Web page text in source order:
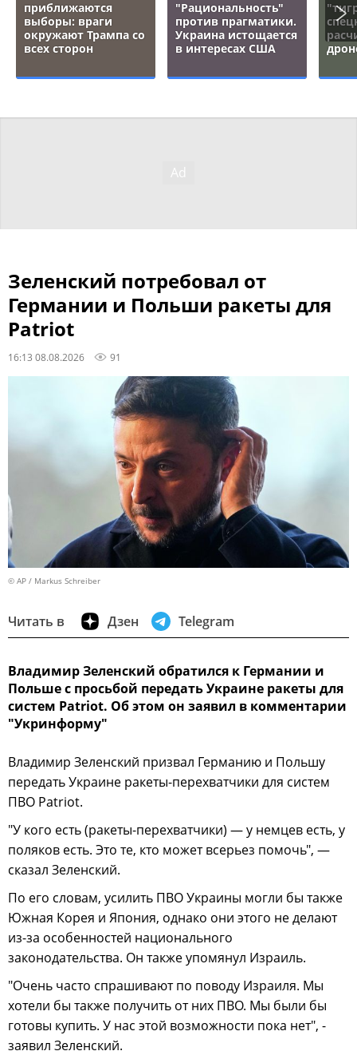
приближаются
выборы: враги
окружают Трампа со
всех сторон
"Рациональность"
против прагматики.
Украина истощается
в интересах США
Зеленский потребовал от
Германии и Польши ракеты для
Patriot
16:13 08.08.2026 91
© AP / Markus Schreiber
Читать в Дзен Telegram
Владимир Зеленский обратился к Германии и
Польше с просьбой передать Украине ракеты для
систем Patriot. Об этом он заявил в комментарии
"Укринформу"
Владимир Зеленский призвал Германию и Польшу
передать Украине ракеты-перехватчики для систем
ПВО Patriot.
"У кого есть (ракеты-перехватчики) — у немцев есть, у
поляков есть. Это те, кто может всерьез помочь", —
сказал Зеленский.
По его словам, усилить ПВО Украины могли бы также
Южная Корея и Япония, однако они этого не делают
из-за особенностей национального
законодательства. Он также упомянул Израиль.
"Очень часто спрашивают по поводу Израиля. Мы
хотели бы также получить от них ПВО. Мы были бы
готовы купить. У нас этой возможности пока нет", -
заявил Зеленский.